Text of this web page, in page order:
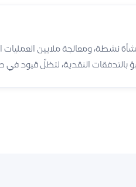
إلى خدمة أكثر من 25,000 منشأة نشطة، ومعالجة
بالتدفقات النقدية، لتظلّ قيود